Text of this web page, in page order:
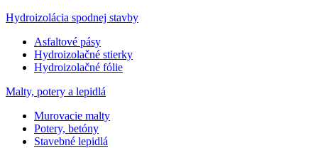
Hydroizolácia spodnej stavby
Asfaltové pásy
Hydroizolačné stierky
Hydroizolačné fólie
Malty, potery a lepidlá
Murovacie malty
Potery, betóny
Stavebné lepidlá